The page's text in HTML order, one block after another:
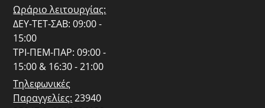
Ωράριο λειτουργίας:
ΔΕΥ-ΤΕΤ-ΣΑΒ: 09:00 -
15:00
ΤΡΙ-ΠΕΜ-ΠΑΡ: 09:00 -
15:00 & 16:30 - 21:00
Τηλεφωνικές
Παραγγελίες: 23940